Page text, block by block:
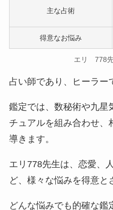
主な占術
得意なお悩み
エリ 778
占い師であり、ヒーラー
鑑定では、数秘術や九星
チュアルを組み合わせ、
導きます。
エリ778先生は、恋愛、
ど、様々な悩みを得意と
どんな悩みでも的確な鑑